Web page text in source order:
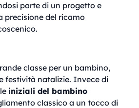
parte di un progetto e
precisione del ricamo
classe per un bambino,
festività natalizie. Invece di
iniziali del bambino
classico a un tocco di